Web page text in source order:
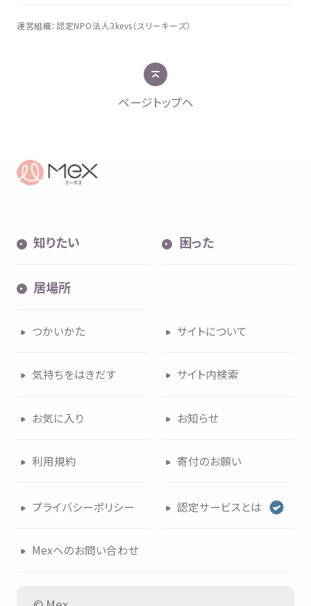
運営組織：認定NPO法人 3keys（スリーキーズ）
ページトップへ
知りたい 困った
居場所
つかいかた サイトについて
気持ちをはきだす サイト内検索
お気に入 り お知らせ
利用規約 寄付のお願い
プライバシーポリシー 認定サービスとは
Mexへのお問い合わせ